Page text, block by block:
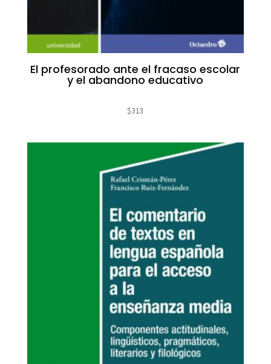
El profesorado ante el fracaso escolar
y el abandono educativo
$313